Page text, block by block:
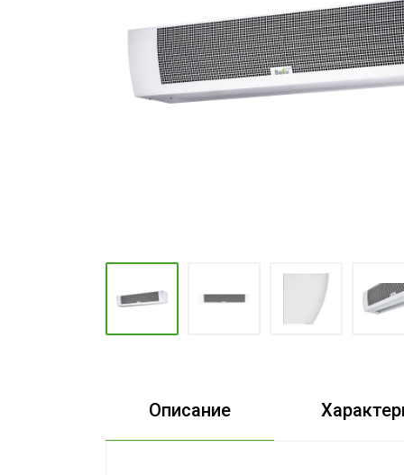
Промышленные кондиционеры
Описание